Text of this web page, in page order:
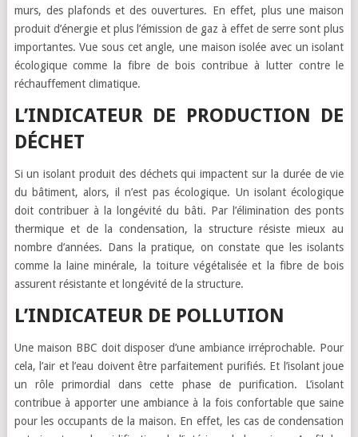
murs, des plafonds et des ouvertures. En effet, plus une maison
produit d’énergie et plus l’émission de gaz à effet de serre sont plus
importantes. Vue sous cet angle, une maison isolée avec un isolant
écologique comme la fibre de bois contribue à lutter contre le
réchauffement climatique.
L’INDICATEUR DE PRODUCTION DE
DÉCHET
Si un isolant produit des déchets qui impactent sur la durée de vie
du bâtiment, alors, il n’est pas écologique. Un isolant écologique
doit contribuer à la longévité du bâti. Par l’élimination des ponts
thermique et de la condensation, la structure résiste mieux au
nombre d’années. Dans la pratique, on constate que les isolants
comme la laine minérale, la toiture végétalisée et la fibre de bois
assurent résistante et longévité de la structure.
L’INDICATEUR DE POLLUTION
Une maison BBC doit disposer d’une ambiance irréprochable. Pour
cela, l’air et l’eau doivent être parfaitement purifiés. Et l’isolant joue
un rôle primordial dans cette phase de purification. L’isolant
contribue à apporter une ambiance à la fois confortable que saine
pour les occupants de la maison. En effet, les cas de condensation